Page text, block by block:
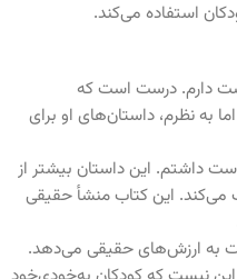
استفاده می‌کند.
دارم. درست است که
به نظرم، داستان‌های او برای
داشتم. این داستان بیشتر از
می‌کند. این کتاب منشأ حقیقی
به ارزش‌های حقیقی می‌دهد.